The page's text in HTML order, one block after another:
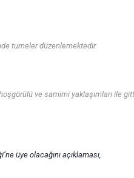
turneler düzenlemektedir.
ve samimi yaklaşımları ile
üye olacağını açıklaması,